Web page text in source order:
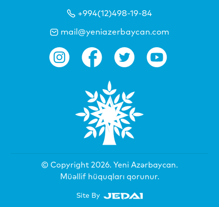
+994(12)498-19-84
mail@yeniazerbaycan.com
© Copyright 2026. Yeni Azərbaycan.
Müəllif hüquqları qorunur.
Site By